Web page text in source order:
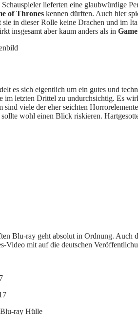
lieferten eine glaubwürdige
of Thrones kennen dürften. Auch hier
in dieser Rolle keine Drachen und im
insgesamt aber kaum anders als in
es sich eigentlich um ein gutes und
im letzten Drittel zu undurchsichtig. Es
sind viele der eher seichten
wohl einen Blick riskieren.
Blu-ray geht absolut in Ordnung. Auch
Video mit auf die deutschen
ray Hülle